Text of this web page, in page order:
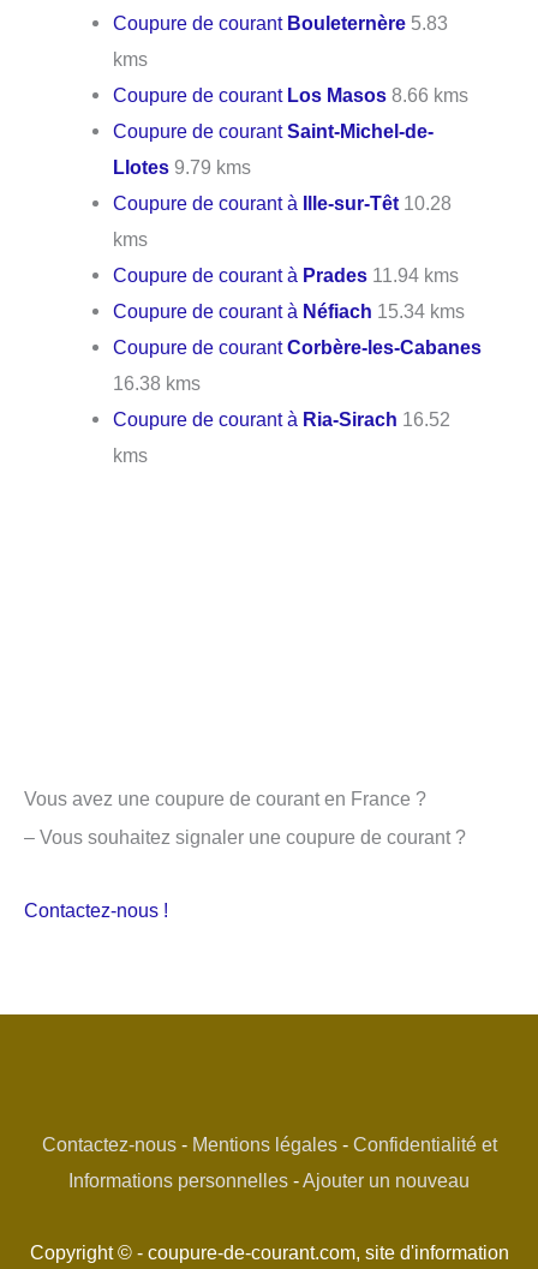
Coupure de courant Bouleternère 5.83
kms
Coupure de courant Los Masos 8.66 kms
Coupure de courantSaint-Michel-de-
Llotes 9.79 kms
Coupure de courant à
Ille-sur-Têt 10.28
kms
Coupure de courant à Prades 11.94 kms
Coupure de courant à Néfiach 15.34 kms
Coupure de courantCorbère-les-Cabanes
16.38 kms
Coupure de courant à Ria-Sirach 16.52
kms
Vous avez une coupure de courant en France ?
– Vous souhaitez signaler une coupure de courant ?
Contactez-nous !
Contactez-nous- Mentions légales- Confidentialité et
Informations personnelles - Ajouter un nouveau
Copyright © - coupure-de-courant.com, site d'information